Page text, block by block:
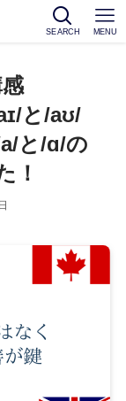
SEARCH MENU
と/aʊ/
と/ɑ/の
！